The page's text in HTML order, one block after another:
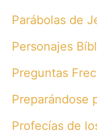
Parábolas de
Personajes
Preguntas
Preparándose
Profecías de